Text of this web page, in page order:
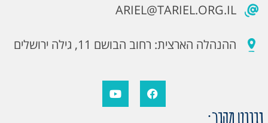
ARIEL@TARIEL.ORG.IL
ההנהלה הארצית: רחוב הבושם 11, גילה ירושלים